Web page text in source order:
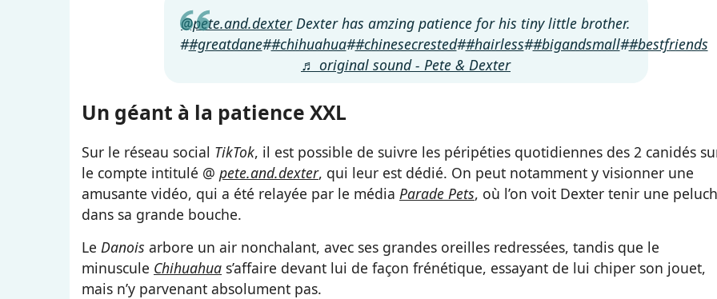
@pete.and.dexterDexter has amzing patience for his tiny little brother.
##greatdane##chihuahua##chinesecrested##hairless##bigandsmall##bestfriends
♬ original sound - Pete & Dexter
Un géant à la patience XXL
Sur le réseau social TikTok, il est possible de suivre les péripéties quotidiennes des 2 canidés
le compte intitulé @ pete.and.dexter, qui leur est dédié. On peut notamment y visionner une
amusante vidéo, qui a été relayée par le média Parade Pets, où l’on voit Dexter tenir une
dans sa grande bouche.
Le Danois arbore un air nonchalant, avec ses grandes oreilles redressées, tandis que le
minuscule Chihuahua s’affaire devant lui de façon frénétique, essayant de lui chiper son jouet,
mais n’y parvenant absolument pas.